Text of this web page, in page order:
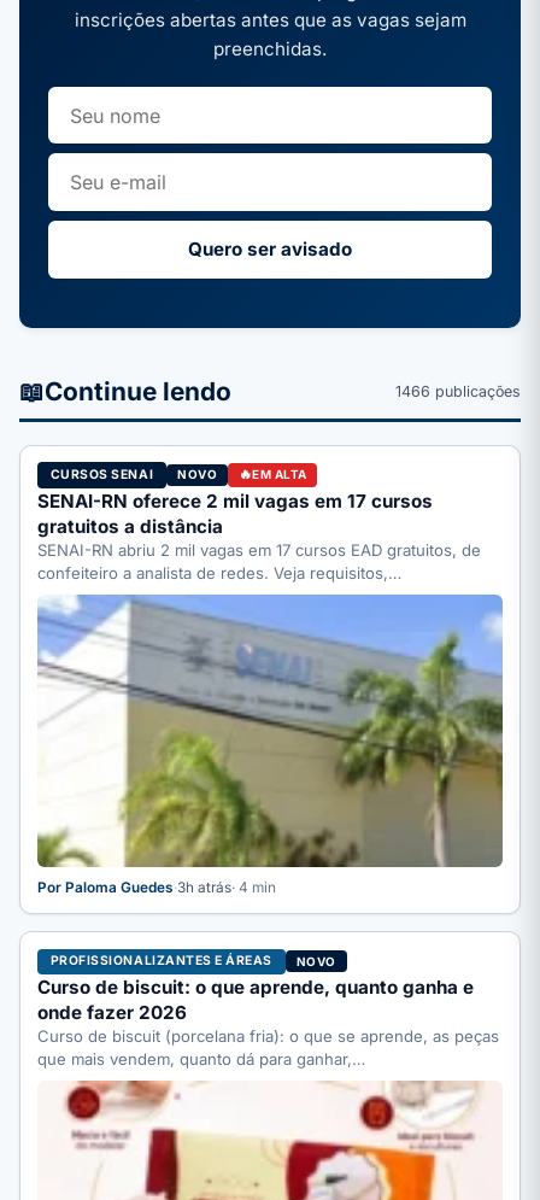
inscrições abertas antes que as vagas sejam
preenchidas.
Quero ser avisado
📖Continue lendo 1466 publicações
CURSOS SENAI NOVO EM ALTA
SENAI-RN oferece 2 mil vagas em 17 cursos
gratuitos a distância
SENAI-RN abriu 2 mil vagas em 17 cursos EAD gratuitos, de
confeiteiro a analista de redes. Veja requisitos,…
Por Paloma Guedes·3h atrás· 4 min
PROFISSIONALIZANTES E ÁREAS NOVO
Curso de biscuit: o que aprende, quanto ganha e
onde fazer 2026
Curso de biscuit (porcelana fria): o que se aprende, as peças
que mais vendem, quanto dá para ganhar,…